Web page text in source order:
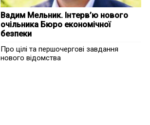
Вадим Мельник. Інтерв’ю нового
очільника Бюро економічної
безпеки
Про цілі та першочергові завдання
нового відомства